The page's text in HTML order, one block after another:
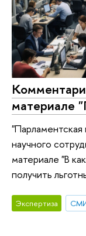
материале
"Парламентская
научного
материале "В
получить
Экспертиза